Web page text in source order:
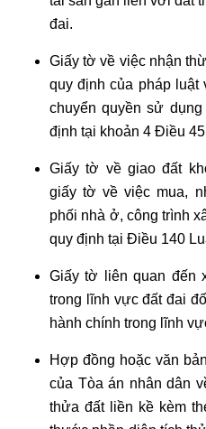
đai.
Giấy tờ về việc nhận
quy định của pháp
chuyển quyền sử
định tại khoản 4 Điều
Giấy tờ về giao đất
giấy tờ về việc mua,
phối nhà ở, công trình
quy định tại Điều 140
Giấy tờ liên quan đến
trong lĩnh vực đất đai
hành chính trong lĩnh
Hợp đồng hoặc văn
của Tòa án nhân dân
thửa đất liền kề kèm